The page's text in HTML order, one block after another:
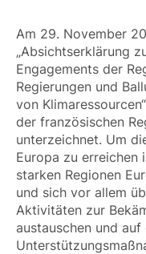
Am 29. November
„Absichtserklärung
Engagements der
Regierungen und
von
der französischen
unterzeichnet. Um
Europa zu erreichen
starken Regionen
und sich vor allem
Aktivitäten zur
austauschen und